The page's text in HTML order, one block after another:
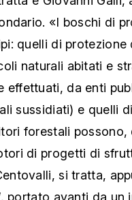
«I boschi di
quelli di protezione
naturali abitati e
effettuati, da enti
sussidiati) e quelli
forestali possono,
di progetti di
si tratta,
portato avanti da un